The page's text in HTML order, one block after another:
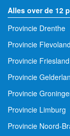
Alles over de 12
Provincie Drenthe
Provincie Flevoland
Provincie Friesland
Provincie
Provincie
Provincie Limburg
Provincie Noord-